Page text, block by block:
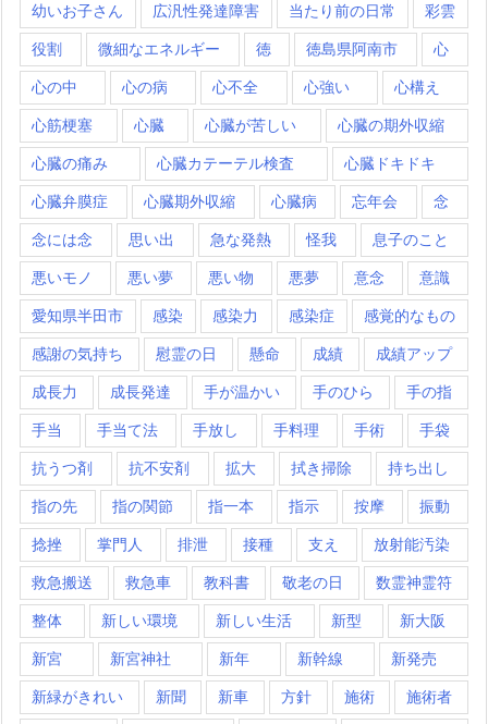
幼いお子さん 広汎性発達障害 当たり前の日常 彩雲
役割 微細なエネルギー 徳 徳島県阿南市 心
心の中 心の病 心不全 心強い 心構え
心筋梗塞 心臓 心臓が苦しい 心臓の期外収縮
心臓の痛み 心臓カテーテル検査 心臓ドキドキ
心臓弁膜症 心臓期外収縮 心臓病 忘年会 念
念には念 思い出 急な発熱 怪我 息子のこと
悪いモノ 悪い夢 悪い物 悪夢 意念 意識
愛知県半田市 感染 感染力 感染症 感覚的なもの
感謝の気持ち 慰霊の日 懸命 成績 成績アップ
成長力 成長発達 手が温かい 手のひら 手の指
手当 手当て法 手放し 手料理 手術 手袋
抗うつ剤 抗不安剤 拡大 拭き掃除 持ち出し
指の先 指の関節 指一本 指示 按摩 振動
捻挫 掌門人 排泄 接種 支え 放射能汚染
救急搬送 救急車 教科書 敬老の日 数霊神霊符
整体 新しい環境 新しい生活 新型 新大阪
新宮 新宮神社 新年 新幹線 新発売
新緑がきれい 新聞 新車 方針 施術 施術者